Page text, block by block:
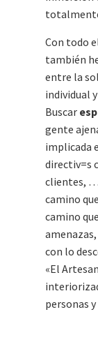
Con todo
también
entre la
individual
Buscar
gente
implicada
directiv=s
clientes, …
camino
camino
con lo
«El
personas